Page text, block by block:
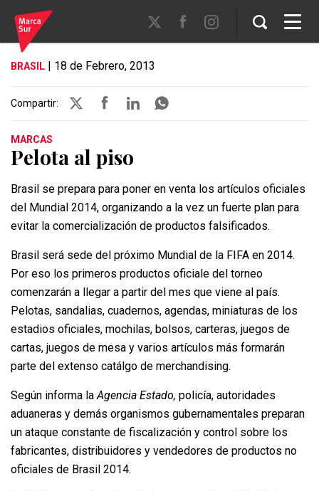
BRASIL | 18 de Febrero, 2013
Compartir:
MARCAS
Pelota al piso
Brasil se prepara para poner en venta los artículos oficiales
del Mundial 2014, organizando a la vez un fuerte plan para
evitar la comercialización de productos falsificados.
Brasil será sede del próximo Mundial de la FIFA en 2014.
Por eso los primeros productos oficiale del torneo
comenzarán a llegar a partir del mes que viene al país.
Pelotas, sandalias, cuadernos, agendas, miniaturas de los
estadios oficiales, mochilas, bolsos, carteras, juegos de
cartas, juegos de mesa y varios artículos más formarán
parte del extenso catálgo de merchandising.
Según informa laAgencia Estado, policía, autoridades
aduaneras y demás organismos gubernamentales preparan
un ataque constante de fiscalización y control sobre los
fabricantes, distribuidores y vendedores de productos no
oficiales de Brasil 2014.